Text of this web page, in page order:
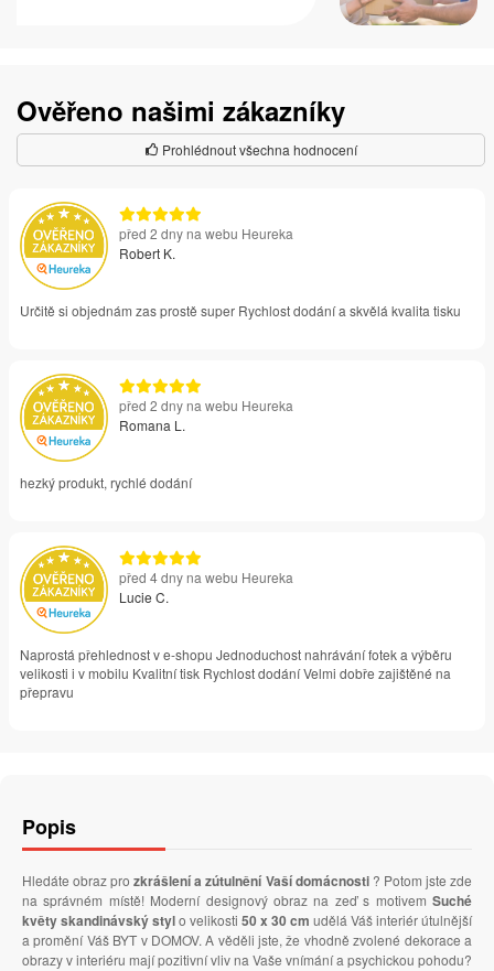
Ověřeno našimi zákazníky
Prohlédnout všechna hodnocení
před 2 dny na webu Heureka
Robert K.
Určitě si objednám zas prostě super Rychlost dodání a skvělá kvalita tisku
před 2 dny na webu Heureka
Romana L.
hezký produkt, rychlé dodání
před 4 dny na webu Heureka
Lucie C.
Naprostá přehlednost v e-shopu Jednoduchost nahrávání fotek a výběru
velikosti i v mobilu Kvalitní tisk Rychlost dodání Velmi dobře zajištěné na
přepravu
Popis
Hledáte obraz prozkrášlení a zútulnění Vaší domácnosti? Potom jste zde
na správném místě! Moderní designový obraz na zeď s motivem Suché
květy skandinávský stylo velikosti 50 x 30 cm udělá Váš interiér útulnější
a promění Váš BYT v DOMOV. A věděli jste, že vhodně zvolené dekorace a
obrazy v interiéru mají pozitivní vliv na Vaše vnímání a psychickou pohodu?